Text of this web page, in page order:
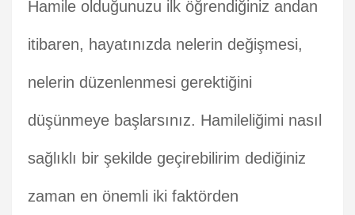
Hamile olduğunuzu ilk öğrendiğiniz andan
itibaren, hayatınızda nelerin değişmesi,
nelerin düzenlenmesi gerektiğini
düşünmeye başlarsınız. Hamileliğimi nasıl
sağlıklı bir şekilde geçirebilirim dediğiniz
zaman en önemli iki faktörden